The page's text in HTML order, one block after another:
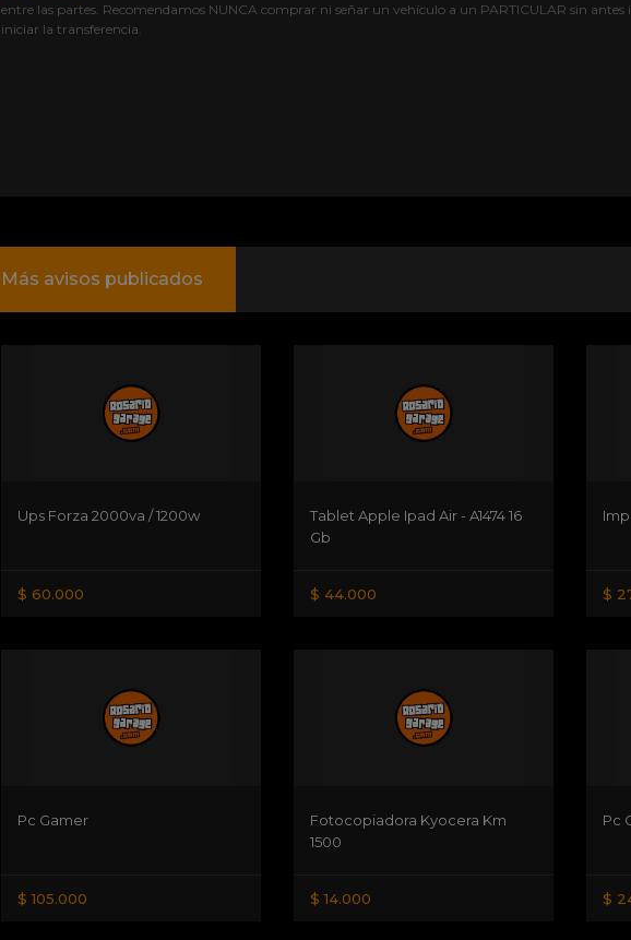
entre las partes. Recomendamos NUNCA comprar ni señar un vehículo a un PARTICULAR sin antes
iniciar la transferencia.
Más avisos publicados
Ups Forza 2000va / 1200w
$ 60.000
Tablet Apple Ipad Air - A1474 16
Gb
$ 44.000 $
Pc Gamer
$ 105.000
Fotocopiadora Kyocera Km
1500
$ 14.000
Pc
$